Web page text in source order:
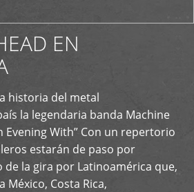
EN
historia del metal
la legendaria banda Machine
Evening With” Con un repertorio
estarán de paso por
de la gira por Latinoamérica que,
México, Costa Rica,
+